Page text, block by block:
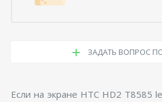
ЗАДАТЬ ВОПРОС
Если на экране HTC HD2 T8585